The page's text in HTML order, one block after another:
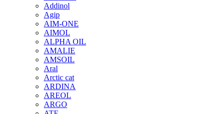
Addinol
Agip
AIM-ONE
AIMOL
ALPHA OIL
AMALIE
AMSOIL
Aral
Arctic cat
ARDINA
AREOL
ARGO